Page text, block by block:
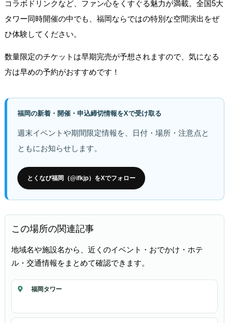
コラボドリンクなど、ファン心をくすぐる魅力が満載。全国5大
タワー同時開催の中でも、福岡ならではの特別な空間演出をぜ
ひ体験してください。
数量限定のチケットは早期完売が予想されますので、気になる
方は早めの予約がおすすめです！
福岡の新着・開催・申込締切情報をXで受け取る
週末イベントや期間限定情報を、日付・場所・注意点と
ともにお知らせします。
とくなび福岡（@ifkjp）をXでフォロー
この場所の関連記事
地域名や施設名から、近くのイベント・おでかけ・ホテ
ル・交通情報をまとめて確認できます。
福岡タワー